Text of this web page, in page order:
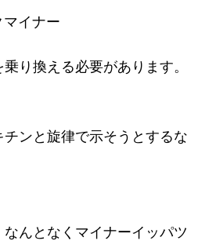
イナー
り換える必要があります。
チンと旋律で示そうとするな
んとなくマイナーイッパツ